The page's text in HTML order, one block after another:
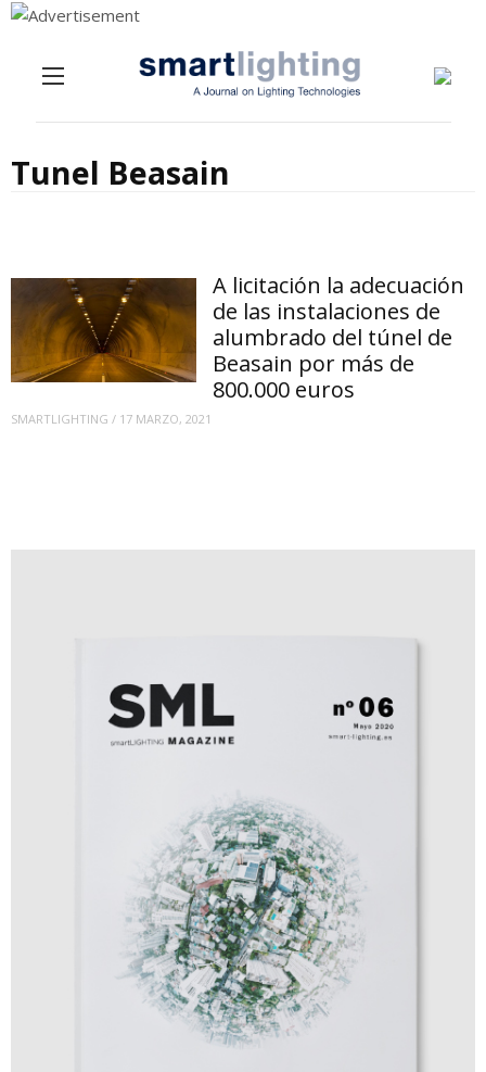
Tunel Beasain
A licitación la adecuación
de las instalaciones de
alumbrado del túnel de
Beasain por más de
800.000 euros
SMARTLIGHTING / 17 MARZO, 2021